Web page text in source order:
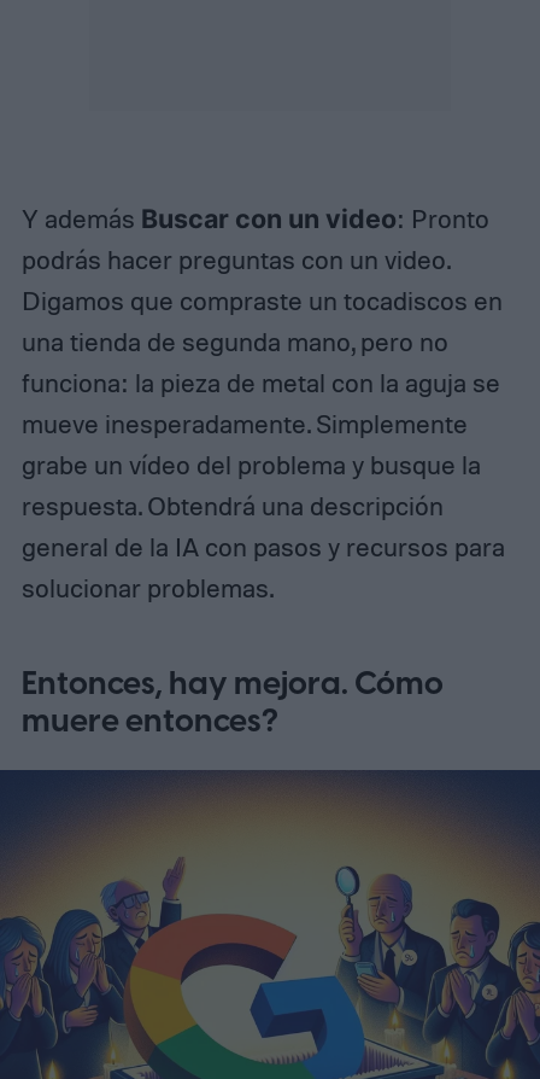
Y además Buscar con un video: Pronto
podrás hacer preguntas con un video.
Digamos que compraste un tocadiscos en
una tienda de segunda mano, pero no
funciona: la pieza de metal con la aguja se
mueve inesperadamente. Simplemente
grabe un vídeo del problema y busque la
respuesta. Obtendrá una descripción
general de la IA con pasos y recursos para
solucionar problemas.
Entonces, hay mejora. Cómo
muere entonces?